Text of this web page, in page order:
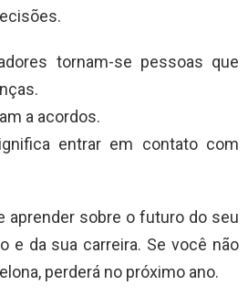
tornam-se pessoas que
a acordos.
entrar em contato com
aprender sobre o futuro do seu
e da sua carreira. Se você não
​​perderá no próximo ano.